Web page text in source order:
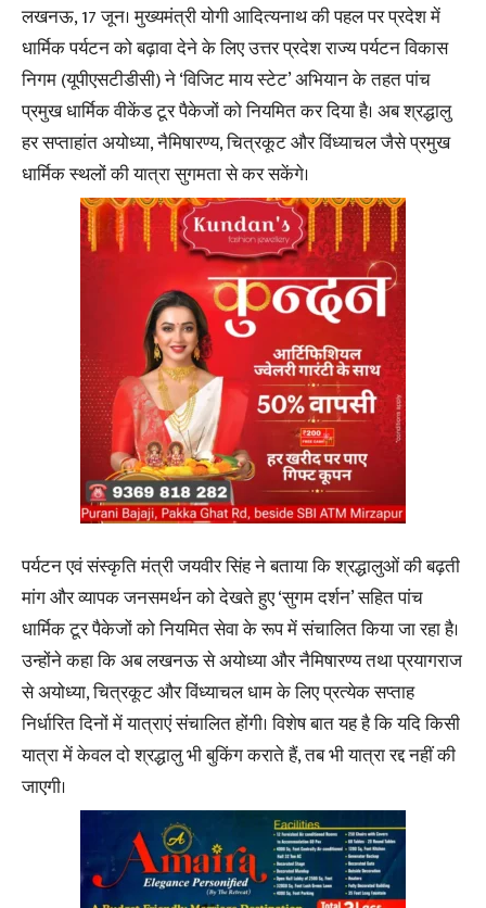
लखनऊ, 17 जून। मुख्यमंत्री योगी आदित्यनाथ की पहल पर प्रदेश में
धार्मिक पर्यटन को बढ़ावा देने के लिए उत्तर प्रदेश राज्य पर्यटन विकास
निगम (यूपीएसटीडीसी) ने ‘विजिट माय स्टेट’ अभियान के तहत पांच
प्रमुख धार्मिक वीकेंड टूर पैकेजों को नियमित कर दिया है। अब श्रद्धालु
हर सप्ताहांत अयोध्या, नैमिषारण्य, चित्रकूट और विंध्याचल जैसे प्रमुख
धार्मिक स्थलों की यात्रा सुगमता से कर सकेंगे।
पर्यटन एवं संस्कृति मंत्री जयवीर सिंह ने बताया कि श्रद्धालुओं की बढ़ती
मांग और व्यापक जनसमर्थन को देखते हुए ‘सुगम दर्शन’ सहित पांच
धार्मिक टूर पैकेजों को नियमित सेवा के रूप में संचालित किया जा रहा है।
उन्होंने कहा कि अब लखनऊ से अयोध्या और नैमिषारण्य तथा प्रयागराज
से अयोध्या, चित्रकूट और विंध्याचल धाम के लिए प्रत्येक सप्ताह
निर्धारित दिनों में यात्राएं संचालित होंगी। विशेष बात यह है कि यदि किसी
यात्रा में केवल दो श्रद्धालु भी बुकिंग कराते हैं, तब भी यात्रा रद्द नहीं की
जाएगी।